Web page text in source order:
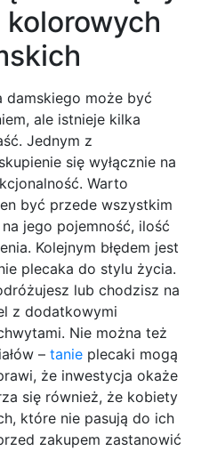
może być
ale istnieje kilka
Jednym z
się wyłącznie na
Warto
być przede wszystkim
jego pojemność, ilość
Kolejnym błędem jest
plecaka do stylu życia.
lub chodzisz na
z dodatkowymi
Nie można też
– tanie plecaki mogą
że inwestycja okaże
się również, że kobiety
które nie pasują do ich
zakupem zastanowić